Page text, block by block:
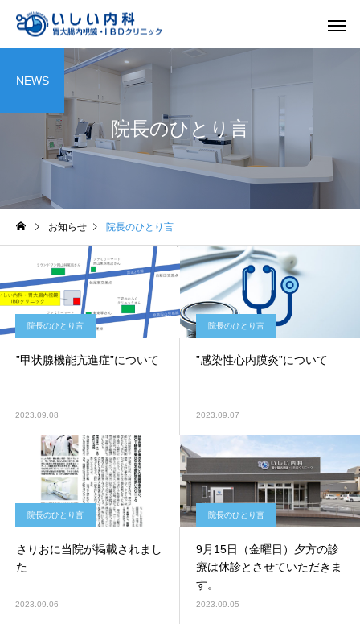
院長のひとり言
NEWS
お知らせ 院長のひとり言
院長のひとり言
”甲状腺機能亢進症”について
2023.09.08
院長のひとり言
”感染性心内膜炎”について
2023.09.07
院長のひとり言
さりおに当院が掲載されまし
た
2023.09.06
院長のひとり言
9月15日（金曜日）夕方の診
療は休診とさせていただきま
す。
2023.09.05